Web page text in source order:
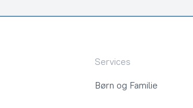
Services
Børn og Familie